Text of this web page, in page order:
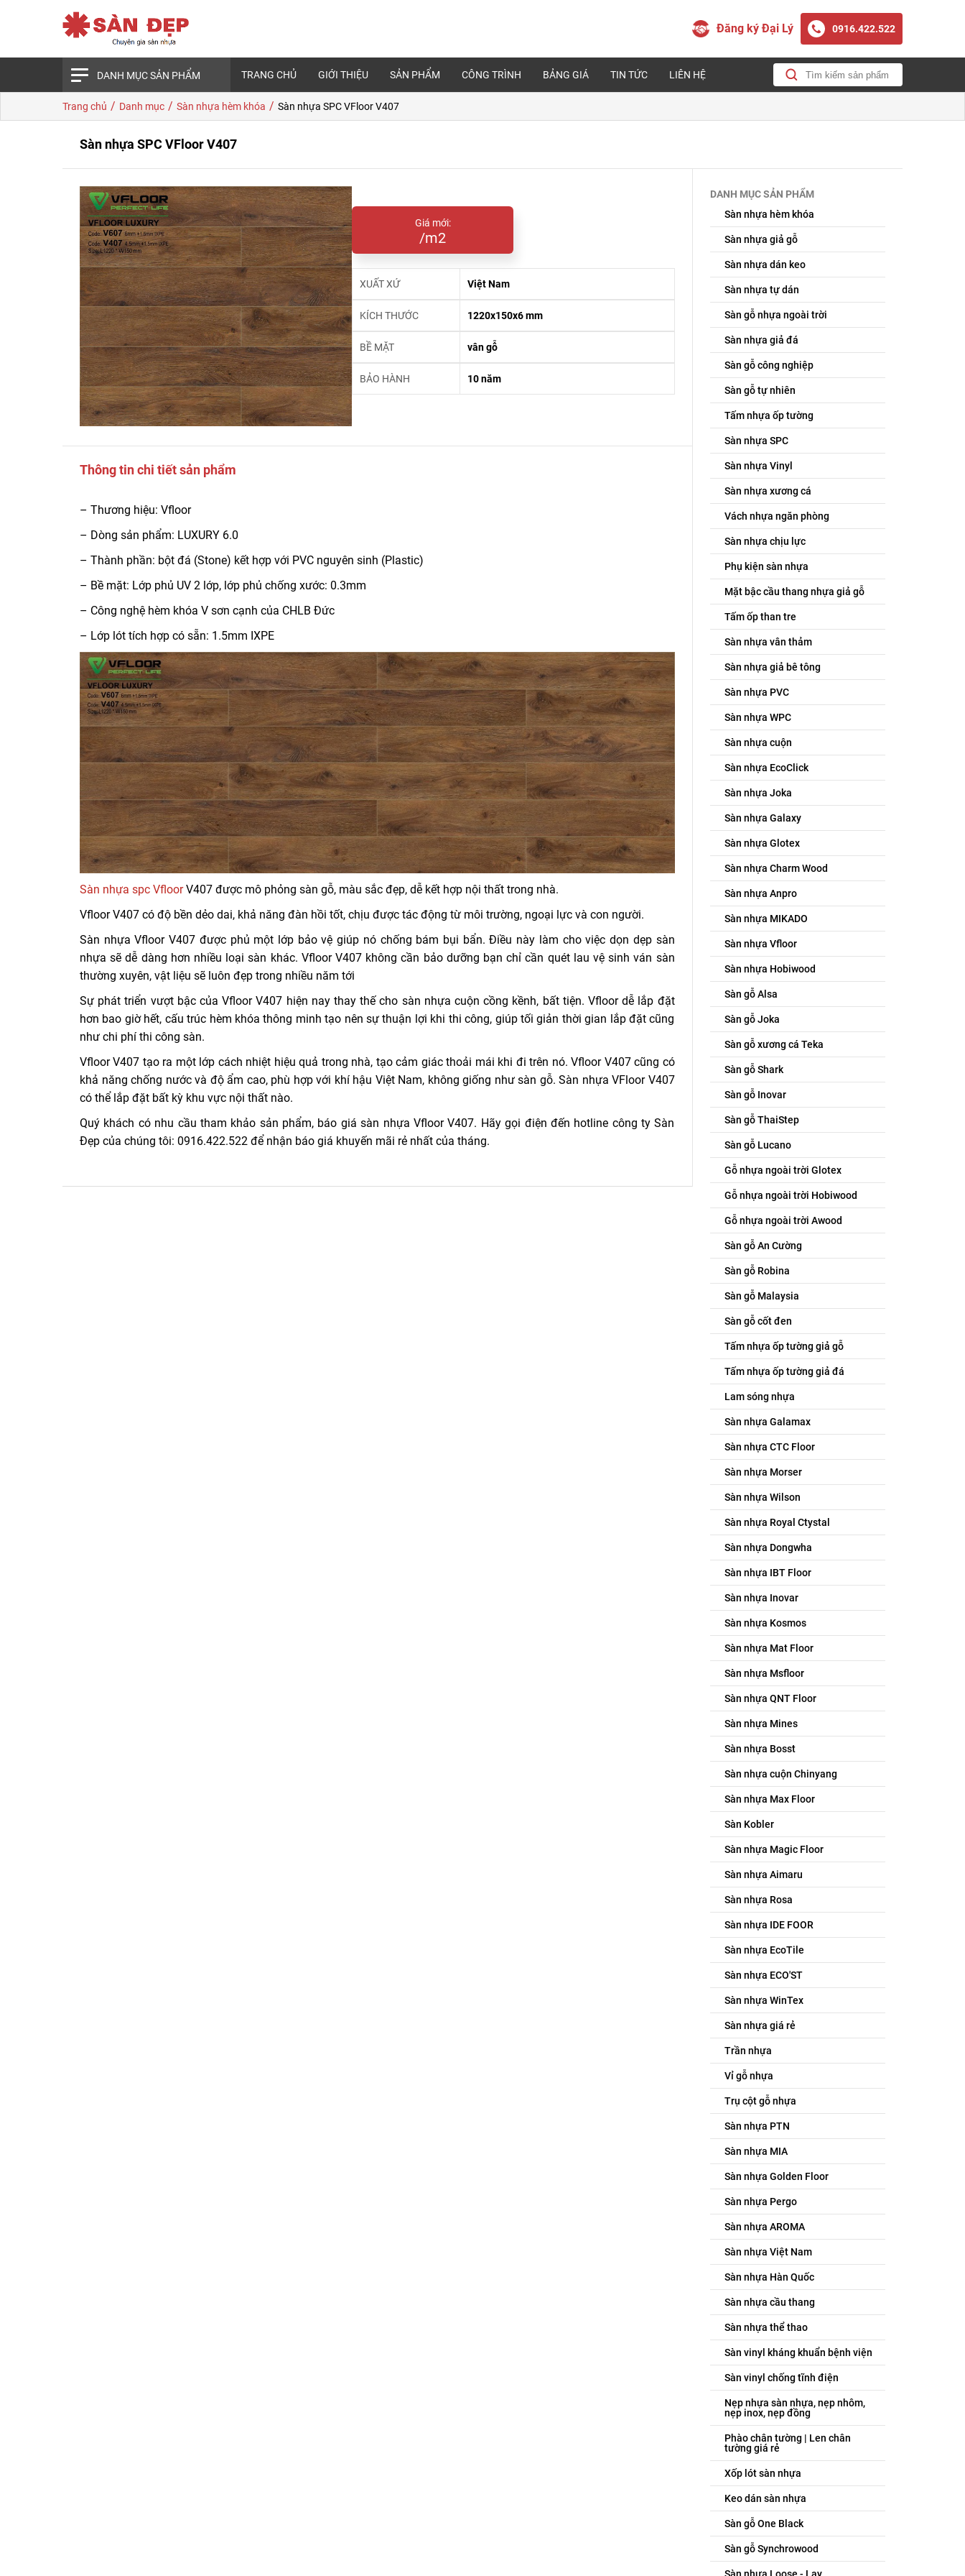
Đăng ký Đại Lý 0916.422.522
DANH MỤC SẢN PHẨM TRANG CHỦ GIỚI THIỆU SẢN PHẨM CÔNG TRÌNH BẢNG GIÁ TIN TỨC LIÊN HỆ
Trang chủ / Danh mục / Sàn nhựa hèm khóa / Sàn nhựa SPC VFloor V407
Sàn nhựa SPC VFloor V407
Giá mới:
/m2
XUẤT XỨ Việt Nam
KÍCH THƯỚC 1220x150x6 mm
BỀ MẶT vân gỗ
BẢO HÀNH 10 năm
Thông tin chi tiết sản phẩm
– Thương hiệu: Vfloor
– Dòng sản phẩm: LUXURY 6.0
– Thành phần: bột đá (Stone) kết hợp với PVC nguyên sinh (Plastic)
– Bề mặt: Lớp phủ UV 2 lớp, lớp phủ chống xước: 0.3mm
– Công nghệ hèm khóa V sơn cạnh của CHLB Đức
– Lớp lót tích hợp có sẵn: 1.5mm IXPE
Sàn nhựa spc VfloorV407 được mô phỏng sàn gỗ, màu sắc đẹp, dễ kết hợp nội thất trong nhà.
Vfloor V407 có độ bền dẻo dai, khả năng đàn hồi tốt, chịu được tác động từ môi trường, ngoại lực và con người.
Sàn nhựa Vfloor V407 được phủ một lớp bảo vệ giúp nó chống bám bụi bẩn. Điều này làm cho việc dọn dẹp sàn
nhựa sẽ dễ dàng hơn nhiều loại sàn khác. Vfloor V407 không cần bảo dưỡng bạn chỉ cần quét lau vệ sinh ván sàn
thường xuyên, vật liệu sẽ luôn đẹp trong nhiều năm tới
Sự phát triển vượt bậc của Vfloor V407 hiện nay thay thế cho sàn nhựa cuộn cồng kềnh, bất tiện. Vfloor dễ lắp đặt
hơn bao giờ hết, cấu trúc hèm khóa thông minh tạo nên sự thuận lợi khi thi công, giúp tối giản thời gian lắp đặt cũng
như chi phí thi công sàn.
Vfloor V407 tạo ra một lớp cách nhiệt hiệu quả trong nhà, tạo cảm giác thoải mái khi đi trên nó. Vfloor V407 cũng có
khả năng chống nước và độ ẩm cao, phù hợp với khí hậu Việt Nam, không giống như sàn gỗ. Sàn nhựa VFloor V407
có thể lắp đặt bất kỳ khu vực nội thất nào.
Quý khách có nhu cầu tham khảo sản phẩm, báo giá sàn nhựa Vfloor V407. Hãy gọi điện đến hotline công ty Sàn
Đẹp của chúng tôi: 0916.422.522 để nhận báo giá khuyến mãi rẻ nhất của tháng.
DANH MỤC SẢN PHẨM
Sàn nhựa hèm khóa
Sàn nhựa giả gỗ
Sàn nhựa dán keo
Sàn nhựa tự dán
Sàn gỗ nhựa ngoài trời
Sàn nhựa giả đá
Sàn gỗ công nghiệp
Sàn gỗ tự nhiên
Tấm nhựa ốp tường
Sàn nhựa SPC
Sàn nhựa Vinyl
Sàn nhựa xương cá
Vách nhựa ngăn phòng
Sàn nhựa chịu lực
Phụ kiện sàn nhựa
Mặt bậc cầu thang nhựa giả gỗ
Tấm ốp than tre
Sàn nhựa vân thảm
Sàn nhựa giả bê tông
Sàn nhựa PVC
Sàn nhựa WPC
Sàn nhựa cuộn
Sàn nhựa EcoClick
Sàn nhựa Joka
Sàn nhựa Galaxy
Sàn nhựa Glotex
Sàn nhựa Charm Wood
Sàn nhựa Anpro
Sàn nhựa MIKADO
Sàn nhựa Vfloor
Sàn nhựa Hobiwood
Sàn gỗ Alsa
Sàn gỗ Joka
Sàn gỗ xương cá Teka
Sàn gỗ Shark
Sàn gỗ Inovar
Sàn gỗ ThaiStep
Sàn gỗ Lucano
Gỗ nhựa ngoài trời Glotex
Gỗ nhựa ngoài trời Hobiwood
Gỗ nhựa ngoài trời Awood
Sàn gỗ An Cường
Sàn gỗ Robina
Sàn gỗ Malaysia
Sàn gỗ cốt đen
Tấm nhựa ốp tường giả gỗ
Tấm nhựa ốp tường giả đá
Lam sóng nhựa
Sàn nhựa Galamax
Sàn nhựa CTC Floor
Sàn nhựa Morser
Sàn nhựa Wilson
Sàn nhựa Royal Ctystal
Sàn nhựa Dongwha
Sàn nhựa IBT Floor
Sàn nhựa Inovar
Sàn nhựa Kosmos
Sàn nhựa Mat Floor
Sàn nhựa Msfloor
Sàn nhựa QNT Floor
Sàn nhựa Mines
Sàn nhựa Bosst
Sàn nhựa cuộn Chinyang
Sàn nhựa Max Floor
Sàn Kobler
Sàn nhựa Magic Floor
Sàn nhựa Aimaru
Sàn nhựa Rosa
Sàn nhựa IDE FOOR
Sàn nhựa EcoTile
Sàn nhựa ECO'ST
Sàn nhựa WinTex
Sàn nhựa giá rẻ
Trần nhựa
Vỉ gỗ nhựa
Trụ cột gỗ nhựa
Sàn nhựa PTN
Sàn nhựa MIA
Sàn nhựa Golden Floor
Sàn nhựa Pergo
Sàn nhựa AROMA
Sàn nhựa Việt Nam
Sàn nhựa Hàn Quốc
Sàn nhựa cầu thang
Sàn nhựa thể thao
Sàn vinyl kháng khuẩn bệnh viện
Sàn vinyl chống tĩnh điện
Nẹp nhựa sàn nhựa, nẹp nhôm,
nẹp inox, nẹp đồng
Phào chân tường | Len chân
tường giá rẻ
Xốp lót sàn nhựa
Keo dán sàn nhựa
Sàn gỗ One Black
Sàn gỗ Synchrowood